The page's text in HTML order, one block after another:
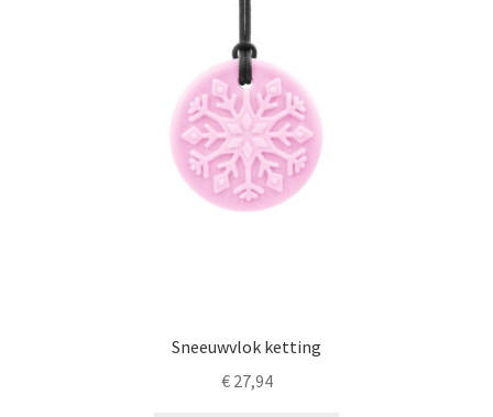
Sneeuwvlok ketting
€27,94